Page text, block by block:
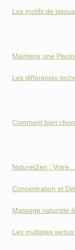
Les motifs de
Maintenir une
Les différentes
Comment bien
NaturetZen : Votre...
Concentration et
Massage naturiste
Les multiples